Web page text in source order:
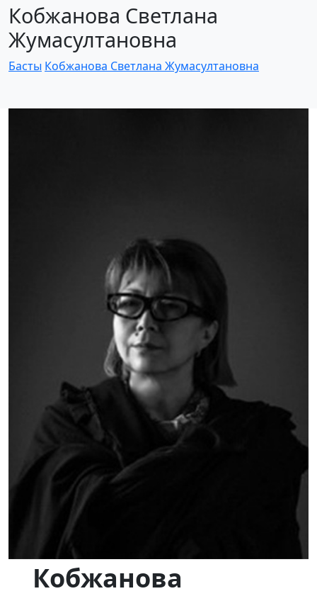
Кобжанова Светлана
Жумасултановна
Басты Кобжанова Светлана Жумасултановна
Кобжанова